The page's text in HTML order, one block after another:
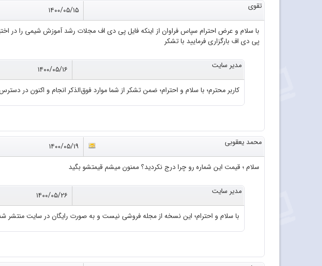
تقوی
۱۴۰۰/۰۵/۱۵
پی دی اف بارگزاری فرمایید با تشکر
مدیر سایت ۱۴۰۰/۰۵/۱۶
کاربر محترم؛ با سلام و احترام؛ ضمن تشکر از شما موارد فوق‌الذکر انجام و اکنون در دسترس
محمد یعقوبی ۱۴۰۰/۰۵/۱۹
سلام ؛ قیمت این شماره رو چرا درج نکردید؟ ممنون میشم قیمتشو بگید
مدیر سایت ۱۴۰۰/۰۵/۲۶
با سلام و احترام؛ این نسخه از مجله فروشی نیست و به صورت رایگان در سایت منتشر